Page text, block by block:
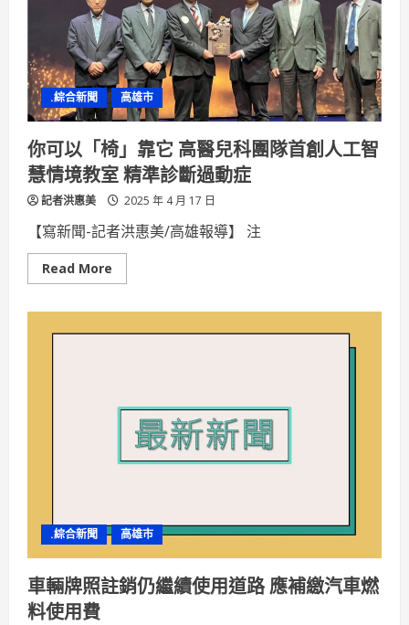
雄
區
監
理
所
持
續
督
導
所
屬
客
運
業
者
重
性
別
友
境
.綜合新聞 高雄市
你可以「椅」靠它 高醫兒科團隊首創人工智
慧情境教室 精準診斷過動症
記者洪惠美 2025 年 4 月 17 日
【寫新聞-記者洪惠美/高雄報導】 注
Read More
more
以
兒
首
慧
情
境
教
室
精
準
.綜合新聞 高雄市
車輛牌照註銷仍繼續使用道路 應補繳汽車燃
料使用費